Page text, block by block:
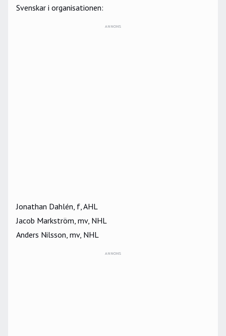
Svenskar i organisationen:
ANNONS
Jonathan Dahlén, f, AHL
Jacob Markström, mv, NHL
Anders Nilsson, mv, NHL
ANNONS